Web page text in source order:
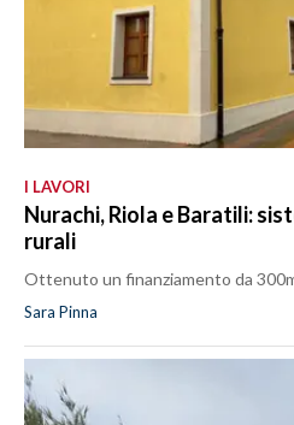
I LAVORI
Nurachi, Riola e Baratili:
rurali
Ottenuto un finanziamento da
Sara Pinna